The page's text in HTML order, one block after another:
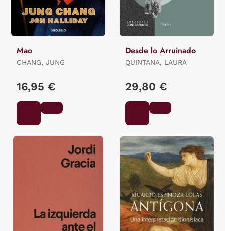
Mao
CHANG, JUNG
16,95 €
Desde lo Arruinado
QUINTANA, LAURA
29,80 €